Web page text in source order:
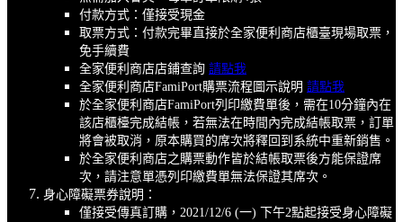
付款方式：僅接受現金
取票方式：付款完畢直接於全家便利商店櫃臺現場取票，
免手續費
全家便利商店店鋪查詢 請點我
全家便利商店FamiPort購票流程圖示說明 請點我
於全家便利商店FamiPort列印繳費單後，需在10分鐘內在
該店櫃檯完成結帳，若無法在時間內完成結帳取票，訂單
將會被取消，原本購買的席次將釋回到系統中重新銷售。
於全家便利商店之購票動作皆於結帳取票後方能保證席
次，請注意單憑列印繳費單無法保證其席次。
身心障礙票券說明：
僅接受傳真訂購，2021/12/6 (一) 下午2點起接受身心障礙